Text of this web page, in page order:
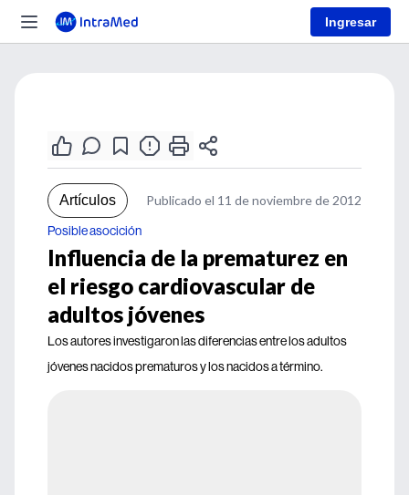
Ingresar
Artículos Publicado el 11 de noviembre de 2012
Posible asocición
Influencia de la prematurez en
el riesgo cardiovascular de
adultos jóvenes
Los autores investigaron las diferencias entre los adultos
jóvenes nacidos prematuros y los nacidos a término.